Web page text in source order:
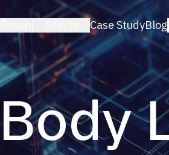
E-commerce
Konfiguratory
B2B & Platformy
Turystyka
Sport
Moda
WordPress
Laravel
Shopify
React
Case StudyBlog
Body